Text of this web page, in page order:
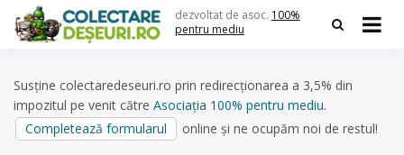
content
dezvoltat de asoc. 100%
pentru mediu
Susține colectaredeseuri.ro prin redirecționarea a 3,5% din
impozitul pe venit către Asociația 100% pentru mediu.
Completează formularul
online și ne ocupăm noi de restul!